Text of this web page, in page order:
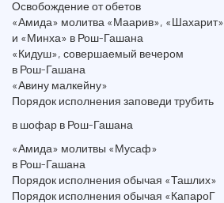
Освобождение от обетов
«Амида» молитва «Маарив», «Шахарит»
и «Минха» в Рош-Гашана
«Кидуш», совершаемый вечером
в Рош-Гашана
«Авину малкейну»
Порядок исполнения заповеди трубить
в шофар в Рош-Гашана
«Амида» молитвы «Мусаф»
в Рош-Гашана
Порядок исполнения обычая «Ташлих»
Порядок исполнения обычая «КапароГ